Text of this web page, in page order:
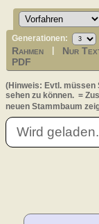
Generationen:
Rahmen Nur
PDF
(Hinweis: Evtl. müssen
sehen zu können. =
neuen Stammbaum
Wird